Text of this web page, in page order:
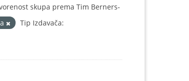
skupa prema Tim Berners-
Tip Izdavača: